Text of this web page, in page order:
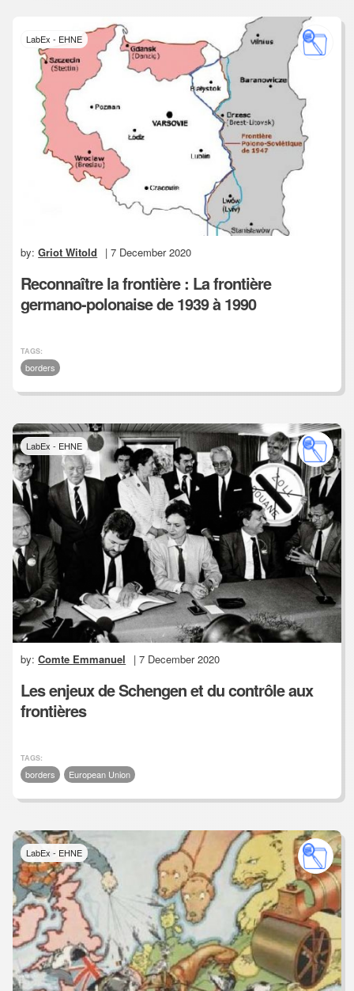
LabEx - EHNE
by:Griot Witold | 7 December 2020
Reconnaître la frontière : La frontière
germano-polonaise de 1939 à 1990
TAGS:
borders
LabEx - EHNE
by:Comte Emmanuel | 7 December 2020
Les enjeux de Schengen et du contrôle aux
frontières
TAGS:
borders European Union
LabEx - EHNE